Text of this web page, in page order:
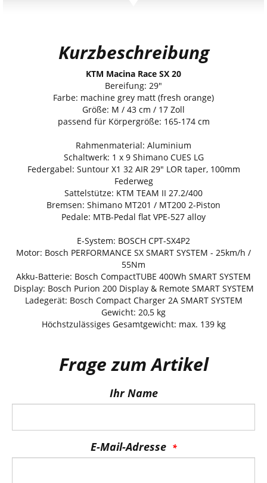
Kurzbeschreibung
KTM Macina Race SX 20
Bereifung: 29"
Farbe: machine grey matt (fresh orange)
Größe: M / 43 cm / 17 Zoll
passend für Körpergröße: 165-174 cm
Rahmenmaterial: Aluminium
Schaltwerk: 1 x 9 Shimano CUES LG
Federgabel: Suntour X1 32 AIR 29" LOR taper, 100mm
Federweg
Sattelstütze: KTM TEAM II 27.2/400
Bremsen: Shimano MT201 / MT200 2-Piston
Pedale: MTB-Pedal flat VPE-527 alloy
E-System: BOSCH CPT-SX4P2
Motor: Bosch PERFORMANCE SX SMART SYSTEM - 25km/h /
55Nm
Akku-Batterie: Bosch CompactTUBE 400Wh SMART SYSTEM
Display: Bosch Purion 200 Display & Remote SMART SYSTEM
Ladegerät: Bosch Compact Charger 2A SMART SYSTEM
Gewicht: 20,5 kg
Höchstzulässiges Gesamtgewicht: max. 139 kg
Frage zum Artikel
Ihr Name
E-Mail-Adresse